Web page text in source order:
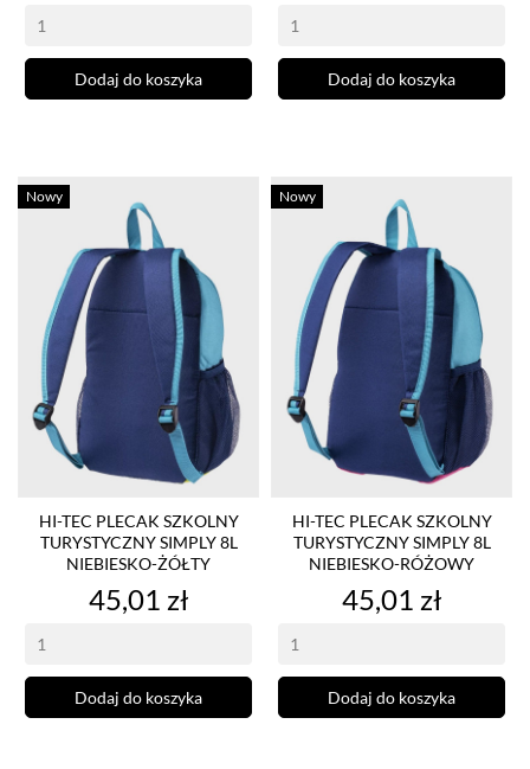
Dodaj do koszyka Dodaj do koszyka
HI-TEC PLECAK SZKOLNY
TURYSTYCZNY SIMPLY 8L
NIEBIESKO-ŻÓŁTY
Cena
45,01 zł
Dodaj do koszyka
Nowy
HI-TEC PLECAK SZKOLNY
TURYSTYCZNY SIMPLY 8L
NIEBIESKO-RÓŻOWY
Cena
45,01 zł
Dodaj do koszyka
Nowy